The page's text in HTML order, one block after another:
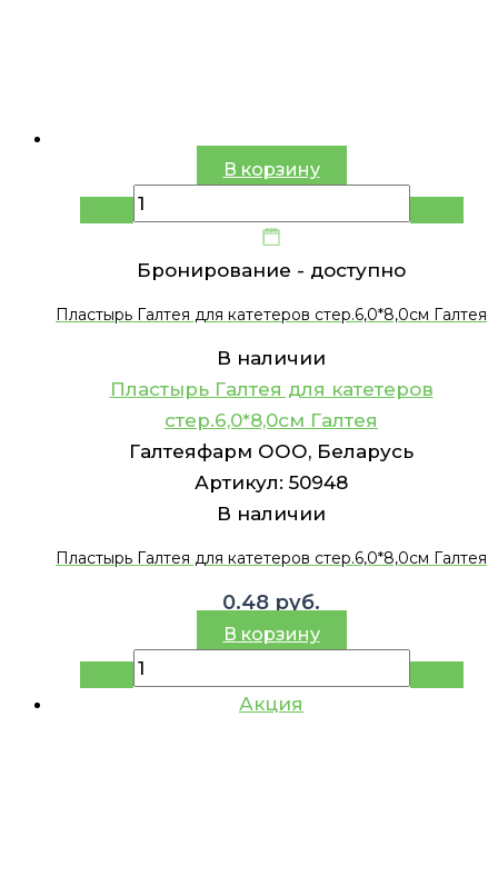
В корзину
Бронирование - доступно
Пластырь Галтея для катетеров стер.6,0*8,0см Галтея
В наличии
Пластырь Галтея для катетеров
стер.6,0*8,0см Галтея
Галтеяфарм ООО, Беларусь
Артикул: 50948
В наличии
Пластырь Галтея для катетеров стер.6,0*8,0см Галтея
0.48 руб.
В корзину
Акция